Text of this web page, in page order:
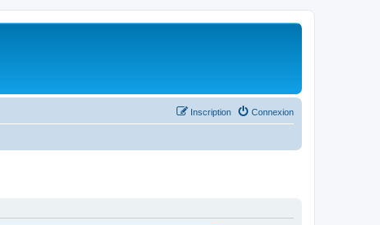
Connexion
Inscription